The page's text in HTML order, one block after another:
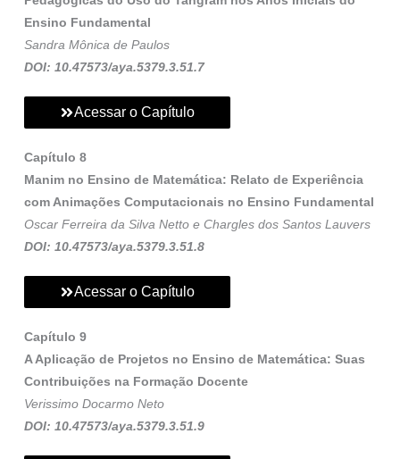
Ensino Fundamental
Sandra Mônica de Paulos
DOI: 10.47573/aya.5379.3.51.7
Acessar o Capítulo
Capítulo 8
Manim no Ensino de Matemática: Relato de Experiência
com Animações Computacionais no Ensino Fundamental
Oscar Ferreira da Silva Netto e Chargles dos Santos Lauvers
DOI: 10.47573/aya.5379.3.51.8
Acessar o Capítulo
Capítulo 9
A Aplicação de Projetos no Ensino de Matemática: Suas
Contribuições na Formação Docente
Verissimo Docarmo Neto
DOI: 10.47573/aya.5379.3.51.9